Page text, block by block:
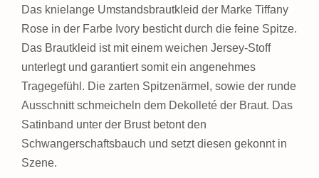
Das knielange Umstandsbrautkleid der Marke Tiffany
Rose in der Farbe Ivory besticht durch die feine Spitze.
Das Brautkleid ist mit einem weichen Jersey-Stoff
unterlegt und garantiert somit ein angenehmes
Tragegefühl. Die zarten Spitzenärmel, sowie der runde
Ausschnitt schmeicheln dem Dekolleté der Braut. Das
Satinband unter der Brust betont den
Schwangerschaftsbauch und setzt diesen gekonnt in
Szene.